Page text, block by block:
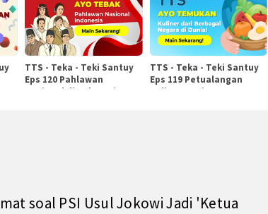
TTS - Teka - Teki Santuy
Eps 120 Pahlawan
Nasional di Indonesia
TTS - Teka - Teki Santuy
Eps 119 Petualangan
Kuliner Dunia
soal PSI Usul Jokowi Jadi 'Ketua